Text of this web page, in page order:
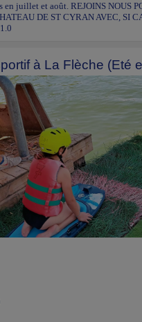
en juillet et août. REJOINS NOUS
DE ST CYRAN AVEC, SI
à La Flèche (Eté